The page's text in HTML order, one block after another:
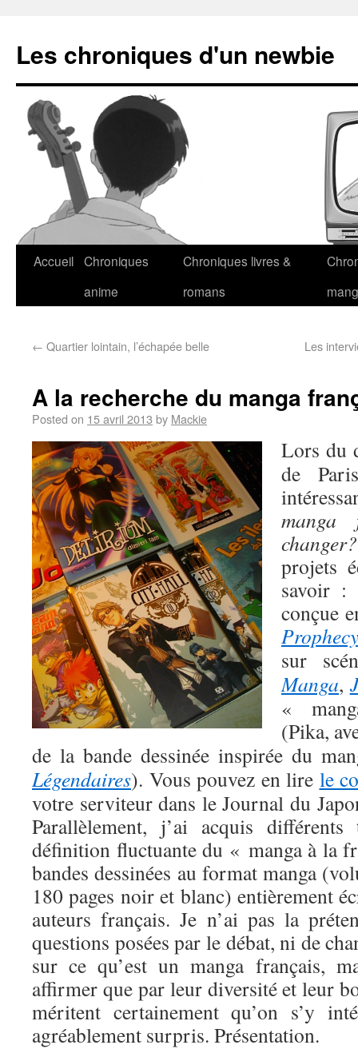
Les chroniques d'un newbie
Accueil Chroniques
anime
Chroniques livres &
romans
← Quartier lointain, l’échapée belle Les
A la recherche du manga
Posted on 15 avril 2013 by Mackie
Lors du
de
manga
changer?
projets
savoir :
conçue
Prophecy
sur
Manga,
«
(Pika,
de la bande dessinée inspirée du
Légendaires). Vous pouvez en lire le
votre serviteur dans le Journal du
Parallèlement, j’ai acquis
définition fluctuante du « manga à la
bandes dessinées au format manga
180 pages noir et blanc) entièrement
auteurs français. Je n’ai pas la
questions posées par le débat, ni de
sur ce qu’est un manga français,
affirmer que par leur diversité et leur
méritent certainement qu’on s’y
agréablement surpris. Présentation.